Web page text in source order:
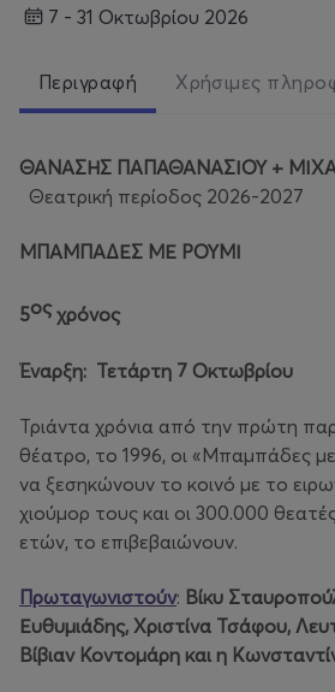
7 - 31 Οκτωβρίου 2026
Περιγραφή Χρήσιμες
ΘΑΝΑΣΗΣ ΠΑΠΑΘΑΝΑΣΙΟΥ +
Θεατρική περίοδος 2026-2027
ΜΠΑΜΠΑΔΕΣ ΜΕ ΡΟΥΜΙ
5ος χρόνος
Έναρξη: Τετάρτη 7 Οκτωβρίου
Τριάντα χρόνια από την πρώτη
θέατρο, το 1996, οι «Μπαμπάδες με
να ξεσηκώνουν το κοινό με το
χιούμορ τους και οι 300.000
ετών, το επιβεβαιώνουν.
Πρωταγωνιστούν: Βίκυ
Ευθυμιάδης, Χριστίνα Τσάφου,
Βίβιαν Κοντομάρη και η